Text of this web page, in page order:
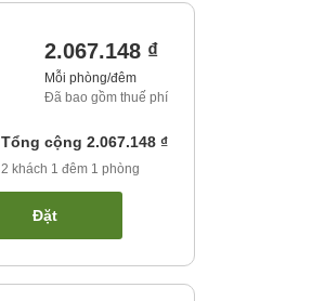
2.067.148 ₫
Mỗi phòng/đêm
Đã bao gồm thuế phí
Tổng cộng 2.067.148 ₫
2 khách 1 đêm 1 phòng
Đặt